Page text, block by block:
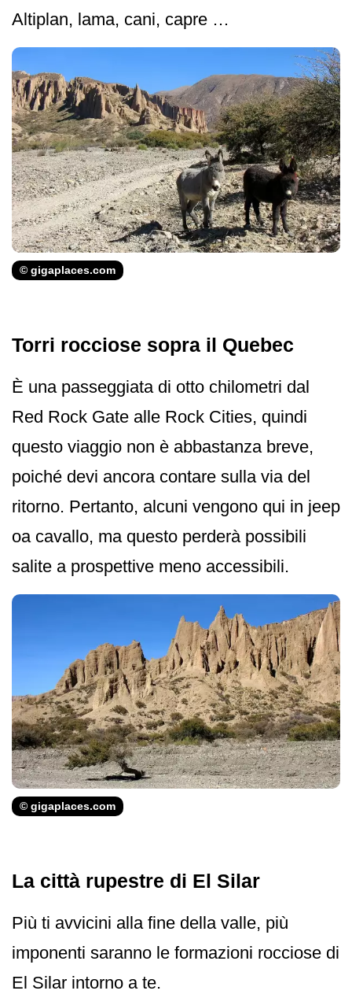
Altiplan, lama, cani, capre …
© gigaplaces.com
Torri rocciose sopra il Quebec
È una passeggiata di otto chilometri dal
Red Rock Gate alle Rock Cities, quindi
questo viaggio non è abbastanza breve,
poiché devi ancora contare sulla via del
ritorno. Pertanto, alcuni vengono qui in jeep
oa cavallo, ma questo perderà possibili
salite a prospettive meno accessibili.
© gigaplaces.com
La città rupestre di El Silar
Più ti avvicini alla fine della valle, più
imponenti saranno le formazioni rocciose di
El Silar intorno a te.